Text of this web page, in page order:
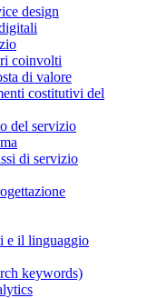
design
coinvolti
di valore
costitutivi del
del servizio
di servizio
e il linguaggio
keywords)